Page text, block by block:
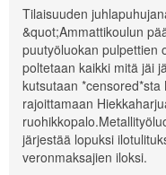
Tilaisuuden
&quot;Ammattikoulun
puutyöluokan pulpettien
poltetaan kaikki mitä jäi
kutsutaan
rajoittamaan
järjestää lopuksi
veronmaksajien iloksi.